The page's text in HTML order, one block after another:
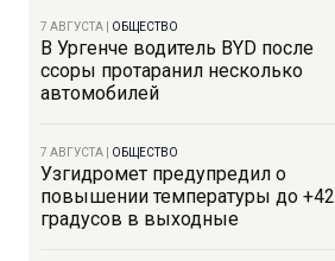
7 АВГУСТА ОБЩЕСТВО
В Ургенче водитель BYD после
ссоры протаранил несколько
автомобилей
7 АВГУСТА ОБЩЕСТВО
Узгидромет предупредил о
повышении температуры до +42
градусов в выходные